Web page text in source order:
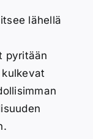
lähellä
pyritään